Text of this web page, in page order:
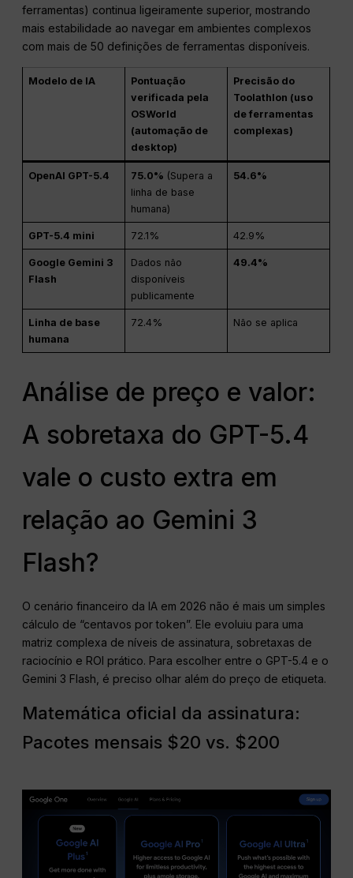
ferramentas) continua ligeiramente superior, mostrando
mais estabilidade ao navegar em ambientes complexos
com mais de 50 definições de ferramentas disponíveis.
Modelo de IA
Pontuação
verificada pela
OSWorld
(automação de
desktop)
Precisão do
Toolathlon (uso
de ferramentas
complexas)
OpenAI GPT-5.4 75.0% (Supera a
linha de base
humana)
54.6%
GPT-5.4 mini 72.1% 42.9%
Google Gemini 3
Flash
Dados não
disponíveis
publicamente
49.4%
Linha de base
humana
72.4% Não se aplica
Análise de preço e valor:
A sobretaxa do GPT-5.4
vale o custo extra em
relação ao Gemini 3
Flash?
O cenário financeiro da IA em 2026 não é mais um simples
cálculo de “centavos por token”. Ele evoluiu para uma
matriz complexa de níveis de assinatura, sobretaxas de
raciocínio e ROI prático. Para escolher entre o GPT-5.4 e o
Gemini 3 Flash, é preciso olhar além do preço de etiqueta.
Matemática oficial da assinatura:
Pacotes mensais $20 vs. $200